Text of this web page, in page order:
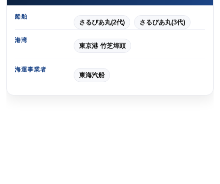
船舶
さるびあ丸(2代) さるびあ丸(3代)
港湾
東京港 竹芝埠頭
海運事業者
東海汽船